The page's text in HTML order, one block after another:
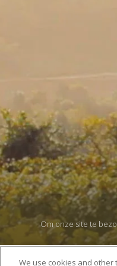
Om onze site te
We use cookies and